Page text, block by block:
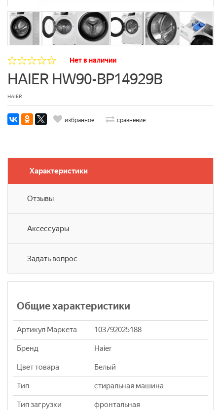
Нет в наличии
HAIER HW90-BP14929B
HAIER
избранное сравнение
Характеристики
Отзывы
Аксессуары
Задать вопрос
Общие характеристики
Артикул Маркета 103792025188
Бренд Haier
Цвет товара Белый
Тип стиральная машина
Тип загрузки фронтальная